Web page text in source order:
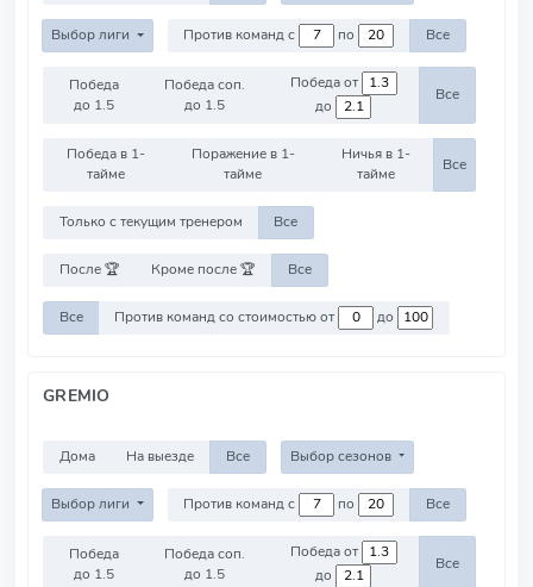
Выбор лиги Против команд с по Все
Победа
до 1.5
Победа соп.
до 1.5
Победа от
до
Все
Победа в 1-
тайме
Поражение в 1-
тайме
Ничья в 1-
тайме
Все
Только с текущим тренером Все
После 🏆 Кроме после 🏆 Все
Все Против команд со стоимостью от до
GREMIO
Дома На выезде Все Выбор сезонов
Выбор лиги Против команд с по Все
Победа
до 1.5
Победа соп.
до 1.5
Победа от
до
Все